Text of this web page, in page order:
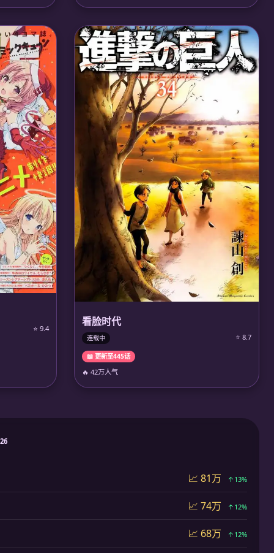
⭐ 9.4
看脸时代
连载中 ⭐ 8.7
📖 更新至445话
🔥 42万人气
📈 81万 ↑13%
📈 74万 ↑12%
📈 68万 ↑12%